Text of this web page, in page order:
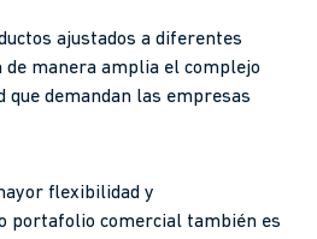
ajustados a diferentes
de manera amplia el complejo
que demandan las empresas
flexibilidad y
portafolio comercial también es